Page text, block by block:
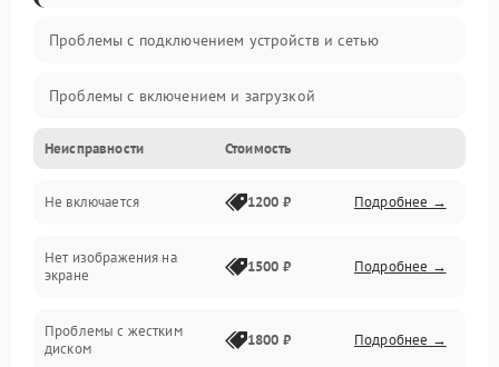
Проблемы с подключением устройств и сетью
Проблемы с включением и загрузкой
Проблемы с изображением и монитором
Проблемы с производительностью и стабильностью
Прочие специфичные проблемы
Неисправности Стоимость
Не включается 1200 ₽ Подробнее →
Нет изображения на
экране
1500 ₽ Подробнее →
Проблемы с жестким
диском
1800 ₽ Подробнее →